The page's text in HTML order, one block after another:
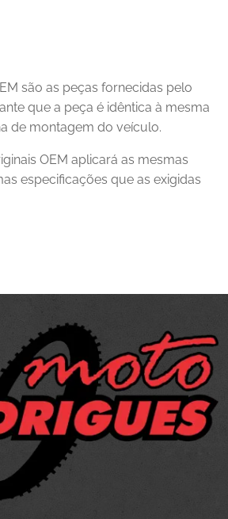
são as peças fornecidas pelo
que a peça é idêntica à mesma
de montagem do veículo.
OEM aplicará as mesmas
especificações que as exigidas